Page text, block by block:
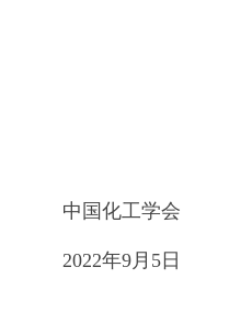
会
日